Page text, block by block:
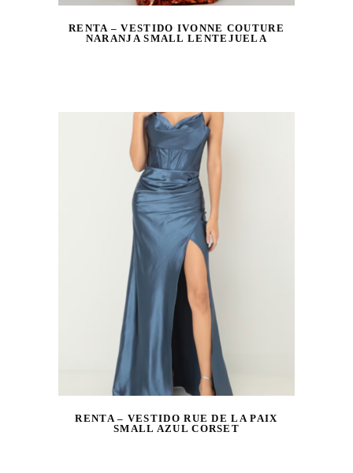
RENTA – VESTIDO IVONNE COUTURE
NARANJA SMALL LENTEJUELA
RENTA – VESTIDO RUE DE LA PAIX
SMALL AZUL CORSET